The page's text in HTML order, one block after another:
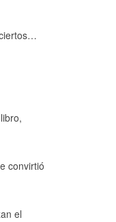
convirtió
el